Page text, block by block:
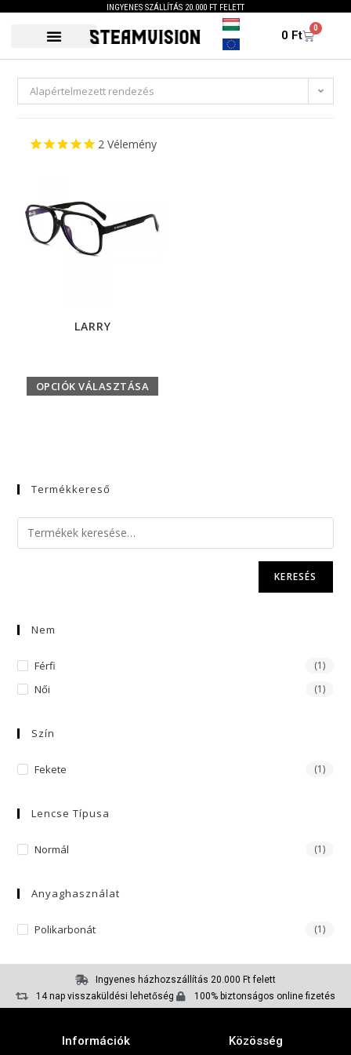
INGYENES SZÁLLÍTÁS 20.000 FT FELETT
0 Ft
0
Alapértelmezett rendezés
2Vélemény
LARRY
OPCIÓK VÁLASZTÁSA
Termékkereső
KERESÉS
Nem
Férfi (1)
Női (1)
Szín
Fekete (1)
Lencse Típusa
Normál (1)
Anyaghasználat
Polikarbonát (1)
Ingyenes házhozszállítás 20.000 Ft felett
14 nap visszaküldési lehetőség
100% biztonságos online fizetés
Információk Közösség